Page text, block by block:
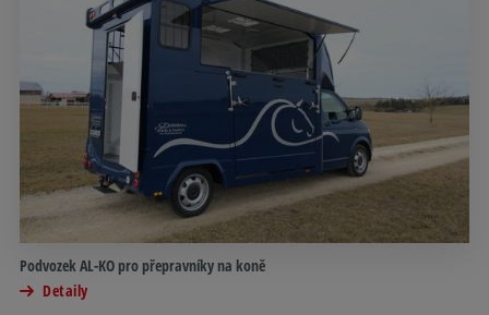
Podvozek AL-KO pro přepravníky na koně
Detaily